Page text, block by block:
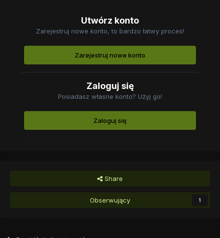
Utwórz konto
Zarejestruj nowe konto, to bardzo łatwy proces!
Zarejestruj nowe konto
Zaloguj się
Posiadasz własne konto? Użyj go!
Zaloguj się
Share
Obserwujący 1